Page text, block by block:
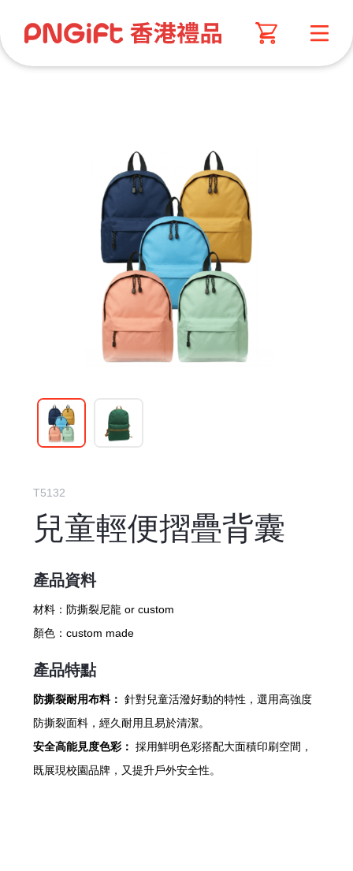
T5132
兒童輕便摺疊背囊
產品資料
材料： 防撕裂尼龍 or custom
顏色： custom made
產品特點
防撕裂耐用布料： 針對兒童活潑好動的特性，選用高強度
防撕裂面料，經久耐用且易於清潔。
安全高能見度色彩： 採用鮮明色彩搭配大面積印刷空間，
既展現校園品牌，又提升戶外安全性。